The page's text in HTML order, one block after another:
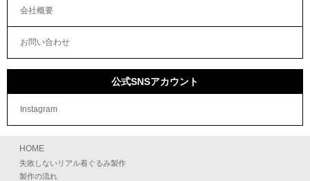
会社概要
お問い合わせ
公式SNSアカウント
Instagram
HOME
失敗しないリアル着ぐるみ製作
製作の流れ